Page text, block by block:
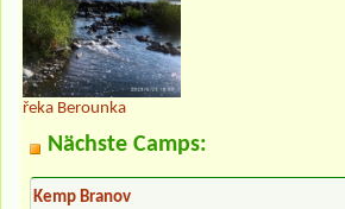
řeka Berounka
Nächste Camps:
Kemp Branov